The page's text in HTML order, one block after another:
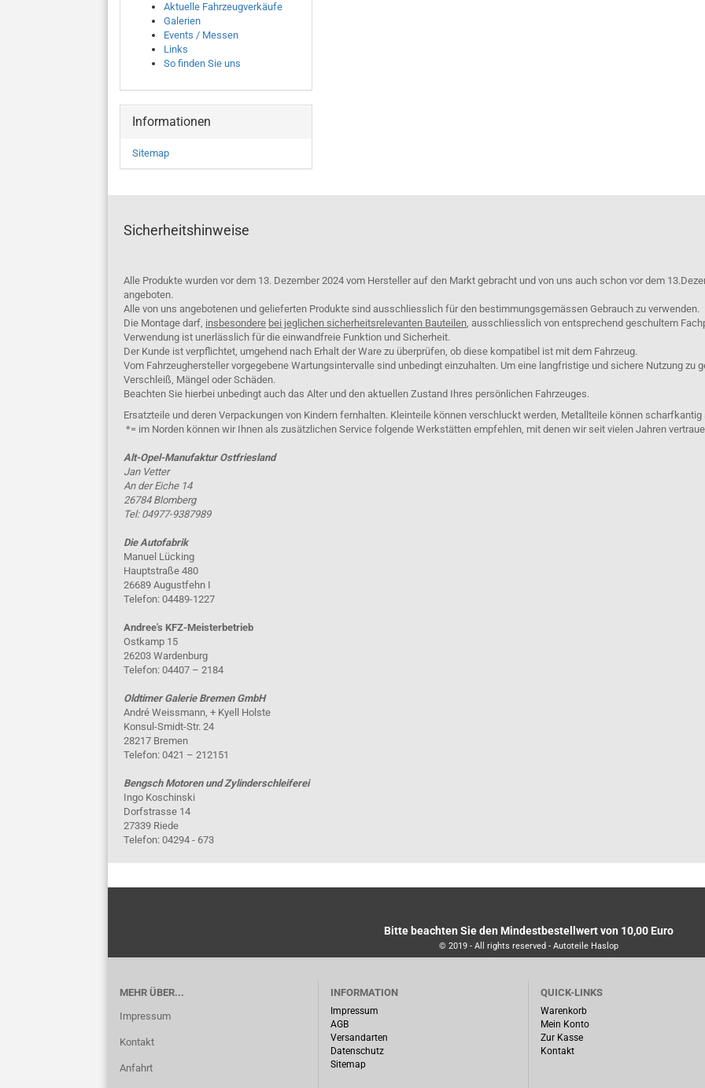
Aktuelle Fahrzeugverkäufe
Galerien
Events / Messen
Links
So finden Sie uns
Informationen
Sitemap
Sicherheitshinweise
Alle Produkte wurden vor dem 13. Dezember 2024 vom Hersteller auf den Markt gebracht und von uns auch schon vor dem
angeboten.
Alle von uns angebotenen und gelieferten Produkte sind ausschliesslich für den bestimmungsgemässen Gebrauch zu verwenden.
Die Montage darf, insbesondere bei jeglichen sicherheitsrelevanten Bauteilen, ausschliesslich von entsprechend geschultem
Verwendung ist unerlässlich für die einwandfreie Funktion und Sicherheit.
Der Kunde ist verpflichtet, umgehend nach Erhalt der Ware zu überprüfen, ob diese kompatibel ist mit dem Fahrzeug.
Vom Fahrzeughersteller vorgegebene Wartungsintervalle sind unbedingt einzuhalten. Um eine langfristige und sichere Nutzung
Verschleiß, Mängel oder Schäden.
Beachten Sie hierbei unbedingt auch das Alter und den aktuellen Zustand Ihres persönlichen Fahrzeuges.
Ersatzteile und deren Verpackungen von Kindern fernhalten. Kleinteile können verschluckt werden, Metallteile können
*= im Norden können wir Ihnen als zusätzlichen Service folgende Werkstätten empfehlen, mit denen wir seit vielen Jahren
Alt-Opel-Manufaktur Ostfriesland
Jan Vetter
An der Eiche 14
26784 Blomberg
Tel: 04977-9387989
Die Autofabrik
Manuel Lücking
Hauptstraße 480
26689 Augustfehn I
Telefon: 04489-1227
Andree's KFZ-Meisterbetrieb
Ostkamp 15
26203 Wardenburg
Telefon: 04407 – 2184
Oldtimer Galerie Bremen GmbH
André Weissmann, + Kyell Holste
Konsul-Smidt-Str. 24
28217 Bremen
Telefon: 0421 – 212151
Bengsch Motoren und Zylinderschleiferei
Ingo Koschinski
Dorfstrasse 14
27339 Riede
Telefon: 04294 - 673
Bitte beachten Sie den Mindestbestellwert von 10,00 Euro
© 2019 - All rights reserved - Autoteile Haslop
MEHR ÜBER...
Impressum
Kontakt
Anfahrt
INFORMATION
Impressum
AGB
Versandarten
Datenschutz
Sitemap
QUICK-LINKS
Warenkorb
Mein Konto
Zur Kasse
Kontakt